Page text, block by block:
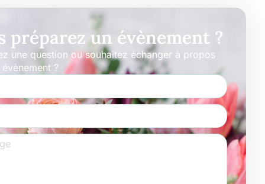
préparez un évènement ?
une question ou souhaitez échanger à propos
?